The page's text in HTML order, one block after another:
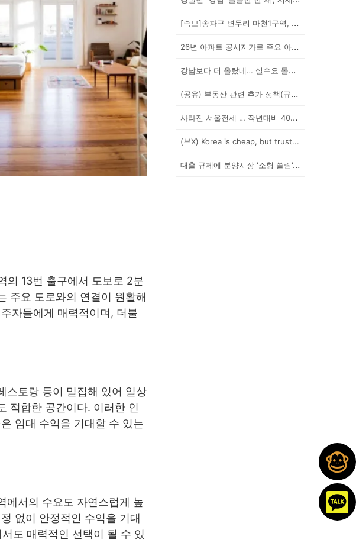
의 13번 출구에서 도보로 2분
주요 도로와의 연결이 원활해
자들에게 매력적이며, 더불
스토랑 등이 밀집해 있어 일상
적합한 공간이다. 이러한 인
임대 수익을 기대할 수 있는
에서의 수요도 자연스럽게 높
없이 안정적인 수익을 기대
도 매력적인 선택이 될 수 있
[속보]송파구 변두리 마천1구역, 49층 랜드마크로 날...
26년 아파트 공시지가로 주요 아파트 보유세 시뮬레이션...
강남보다 더 올랐네… 실수요 몰린 이곳은?
(공유) 부동산 관련 추가 정책(규제) 발표 예상됩니다...
사라진 서울전세 … 작년대비 40% '뚝'
(부X) Korea is cheap, but trust...
대출 규제에 분양시장 '소형 쏠림'…20평 이하 경쟁률...